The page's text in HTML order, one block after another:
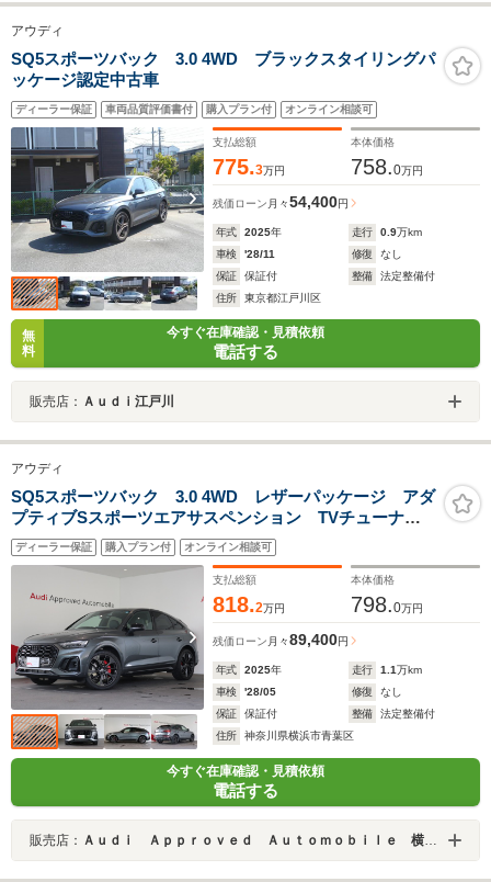
アウディ
SQ5スポーツバック 3.0 4WD ブラックスタイリングパ
ッケージ認定中古車
ディーラー保証 車両品質評価書付 購入プラン付 オンライン相談可
支払総額
775.3万円
本体価格
758.0万円
残価ローン 月々54,400円
年式 2025年 走行 0.9万km
車検
'28/11 修復
なし
保証
保証付 整備
法定整備付
住所
東京都江戸川区
無
料
今すぐ在庫確認・見積依頼
電話する
販売店： Ａｕｄｉ江戸川
アウディ
SQ5スポーツバック 3.0 4WD レザーパッケージ アダ
プティブSスポーツエアサスペンション TVチューナ
ー プライバシーガラスコンフォートパッケージ
ディーラー保証 購入プラン付 オンライン相談可
支払総額
818.2万円
本体価格
798.0万円
残価ローン 月々89,400円
年式 2025年 走行 1.1万km
車検
'28/05 修復
なし
保証
保証付 整備
法定整備付
住所
神奈川県横浜市青葉区
今すぐ在庫確認・見積依頼
電話する
販売店： Ａｕｄｉ Ａｐｐｒｏｖｅｄ Ａｕｔｏｍｏｂｉｌｅ 横浜青葉